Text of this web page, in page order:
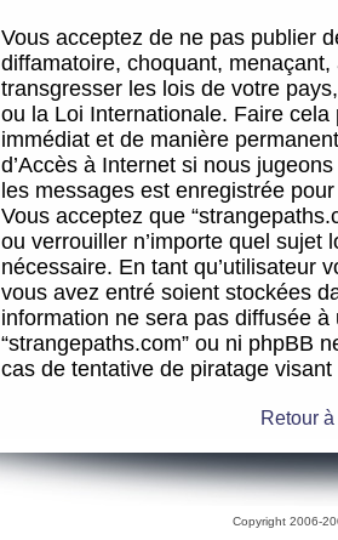
Vous acceptez de ne pas publier
diffamatoire, choquant,
transgresser les lois de votre
ou la Loi Internationale. Faire
immédiat et de manière
d’Accès à Internet si nous
les messages est enregistrée
Vous acceptez que
ou verrouiller n’importe quel sujet
nécessaire. En tant qu’utilisateur
vous avez entré soient stockées
information ne sera pas diffusée
“strangepaths.com” ou ni phpBB
cas de tentative de piratage
Retour
Copyright 2006-